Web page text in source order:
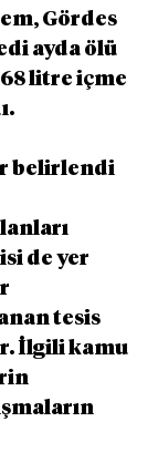
Gördes
ayda ölü
litre içme
belirlendi
de yer
tesis
İlgili kamu